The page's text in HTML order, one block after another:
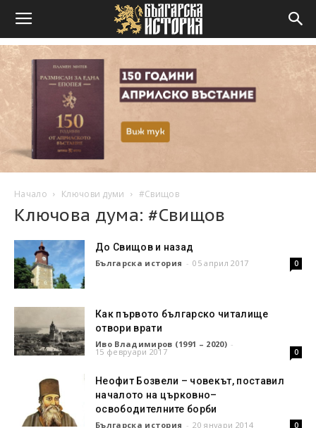
Начало Ключови думи #Свищов
Ключова дума: #Свищов
До Свищов и назад
Българска история - 05 април 2017 0
Как първото българско читалище
отвори врати
Иво Владимиров (1991 – 2020) -
15 февруари 2017 0
Неофит Бозвели – човекът, поставил
началото на църковно–
освободителните борби
Българска история - 20 януари 2014 0